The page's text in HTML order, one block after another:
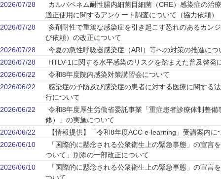
2026/07/28
カルバペネム耐性腸内細菌目細菌（CRE）感染症の治
適正使用に関するアンケート調査について（協力依頼）
2026/07/28
多剤耐性で重篤な感染症を引き起こす恐れのあるカン
び依頼）の改正について
2026/07/28
今夏の急性呼吸器感染症（ARI）等への対策の推進につ
2026/07/28
HTLV-1に関する水平感染のリスクを踏まえた普及啓発
2026/06/22
令和8年度院内感染対策講習会について
2026/06/22
感染症の予防及び感染症の患者に対する医療に関する
行について
2026/06/22
令和8年度厚生労働省委託事業「重症患者診療体制整
修）」の実施について
2026/06/22
【情報提供】「令和8年度ACC e-learning」受講案内に
2026/06/10
「国際的に懸念される公衆衛生上の緊急事態」の宣言
ついて」別添の一部改正について
2026/06/10
「国際的に懸念される公衆衛生上の緊急事態」の宣言